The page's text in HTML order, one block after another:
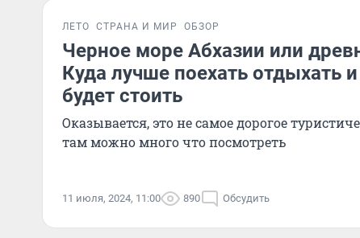
ЛЕТО СТРАНА И МИР ОБЗОР
Черное море Абхазии или
Куда лучше поехать отдыхать
будет стоить
Оказывается, это не самое дорогое
там можно много что посмотреть
11 июля, 2024, 11:00 890 Обсудить